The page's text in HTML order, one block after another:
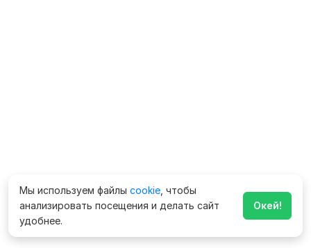
Мы используем файлы cookie , чтобы
анализировать посещения и делать сайт
удобнее.
Окей!